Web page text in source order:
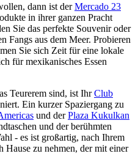
dann ist derMercado 23
in ihrer ganzen Pracht
Sie das perfekte Souvenir oder
Fangs aus dem Meer. Probieren
Sie sich Zeit für eine lokale
für mexikanisches Essen
Teurerem sind, ist IhrClub
Ein kurzer Spaziergang zu
und derPlaza Kukulkan
und der berühmten
- es ist großartig, nach Ihrem
zu nehmen, der mit einer